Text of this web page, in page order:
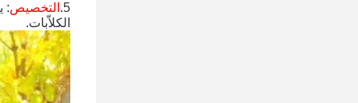
5. التخصيص
الكلاّبات.